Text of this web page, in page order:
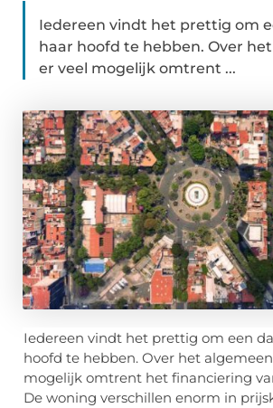
Iedereen vindt het prettig om
haar hoofd te hebben. Over
er veel mogelijk omtrent ...
Iedereen vindt het prettig om een
hoofd te hebben. Over het
mogelijk omtrent het financiering
De woning verschillen enorm in